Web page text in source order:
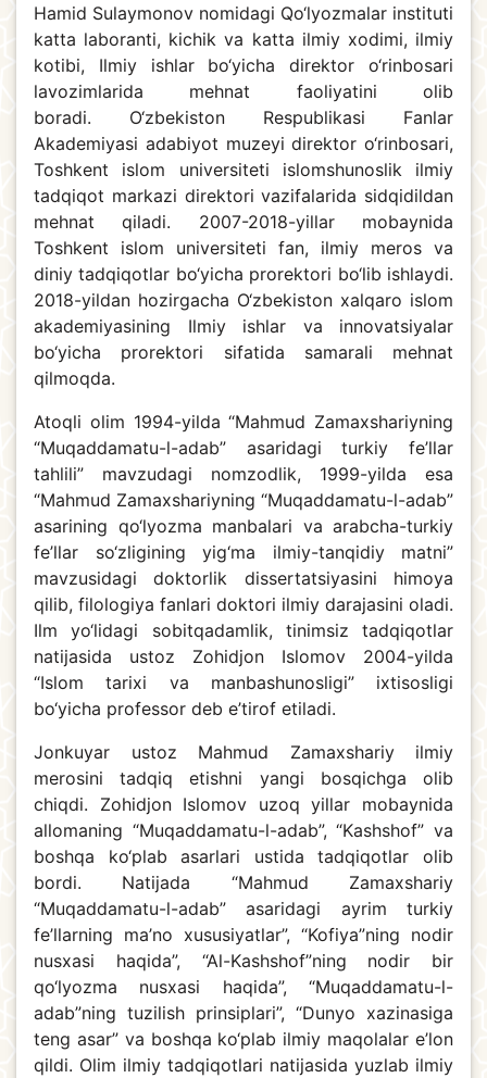
Hamid Sulaymonov nomidagi Qo‘lyozmalar instituti
katta laboranti, kichik va katta ilmiy xodimi, ilmiy
kotibi, Ilmiy ishlar bo‘yicha direktor o‘rinbosari
lavozimlarida mehnat faoliyatini olib
boradi. O‘zbekiston Respublikasi Fanlar
Akademiyasi adabiyot muzeyi direktor o‘rinbosari,
Toshkent islom universiteti islomshunoslik ilmiy
tadqiqot markazi direktori vazifalarida sidqidildan
mehnat qiladi. 2007-2018-yillar mobaynida
Toshkent islom universiteti fan, ilmiy meros va
diniy tadqiqotlar bo‘yicha prorektori bo‘lib ishlaydi.
2018-yildan hozirgacha O‘zbekiston xalqaro islom
akademiyasining Ilmiy ishlar va innovatsiyalar
bo‘yicha prorektori sifatida samarali mehnat
qilmoqda.
Atoqli olim 1994-yilda “Mahmud Zamaxshariyning
“Muqaddamatu-l-adab” asaridagi turkiy fe’llar
tahlili” mavzudagi nomzodlik, 1999-yilda esa
“Mahmud Zamaxshariyning “Muqaddamatu-l-adab”
asarining qo‘lyozma manbalari va arabcha-turkiy
fe’llar so‘zligining yig‘ma ilmiy-tanqidiy matni”
mavzusidagi doktorlik dissertatsiyasini himoya
qilib, filologiya fanlari doktori ilmiy darajasini oladi.
Ilm yo‘lidagi sobitqadamlik, tinimsiz tadqiqotlar
natijasida ustoz Zohidjon Islomov 2004-yilda
“Islom tarixi va manbashunosligi” ixtisosligi
bo‘yicha professor deb e’tirof etiladi.
Jonkuyar ustoz Mahmud Zamaxshariy ilmiy
merosini tadqiq etishni yangi bosqichga olib
chiqdi. Zohidjon Islomov uzoq yillar mobaynida
allomaning “Muqaddamatu-l-adab”, “Kashshof” va
boshqa ko‘plab asarlari ustida tadqiqotlar olib
bordi. Natijada “Mahmud Zamaxshariy
“Muqaddamatu-l-adab” asaridagi ayrim turkiy
fe’llarning ma’no xususiyatlar”, “Kofiya”ning nodir
nusxasi haqida”, “Al-Kashshof”ning nodir bir
qo‘lyozma nusxasi haqida”, “Muqaddamatu-l-
adab”ning tuzilish prinsiplari”, “Dunyo xazinasiga
teng asar” va boshqa ko‘plab ilmiy maqolalar e’lon
qildi. Olim ilmiy tadqiqotlari natijasida yuzlab ilmiy